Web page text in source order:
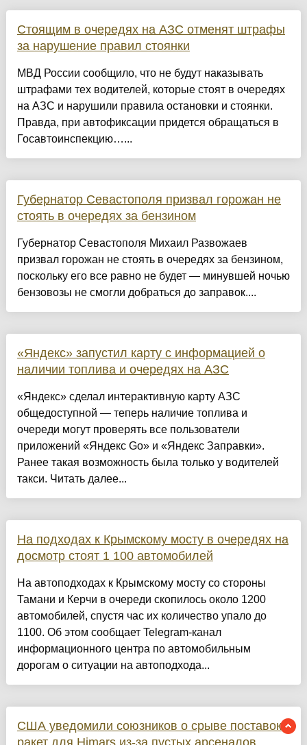
Стоящим в очередях на АЗС отменят штрафы
за нарушение правил стоянки
МВД России сообщило, что не будут наказывать
штрафами тех водителей, которые стоят в очередях
на АЗС и нарушили правила остановки и стоянки.
Правда, при автофиксации придется обращаться в
Госавтоинспекцию…...
Губернатор Севастополя призвал горожан не
стоять в очередях за бензином
Губернатор Севастополя Михаил Развожаев
призвал горожан не стоять в очередях за бензином,
поскольку его все равно не будет — минувшей ночью
бензовозы не смогли добраться до заправок....
«Яндекс» запустил карту с информацией о
наличии топлива и очередях на АЗС
«Яндекс» сделал интерактивную карту АЗС
общедоступной — теперь наличие топлива и
очереди могут проверять все пользователи
приложений «Яндекс Go» и «Яндекс Заправки».
Ранее такая возможность была только у водителей
такси. Читать далее...
На подходах к Крымскому мосту в очередях на
досмотр стоят 1 100 автомобилей
На автоподходах к Крымскому мосту со стороны
Тамани и Керчи в очереди скопилось около 1200
автомобилей, спустя час их количество упало до
1100. Об этом сообщает Telegram-канал
информационного центра по автомобильным
дорогам о ситуации на автоподхода...
США уведомили союзников о срыве поставок